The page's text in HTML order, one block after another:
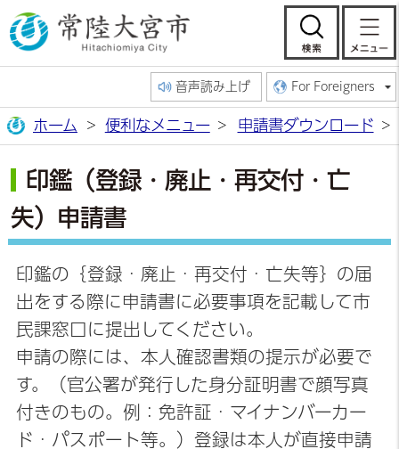
常陸大宮市公
検
音声読み上げ For Foreigners
ホーム 便利なメニュー 申請書ダウンロード
印鑑（登録・廃止・再交付・亡
失）申請書
印鑑の｛登録・廃止・再交付・亡失等｝の届
出をする際に申請書に必要事項を記載して市
民課窓口に提出してください。
申請の際には、本人確認書類の提示が必要で
す。（官公署が発行した身分証明書で顔写真
付きのもの。例：免許証・マイナンバーカー
ド・パスポート等。）登録は本人が直接申請